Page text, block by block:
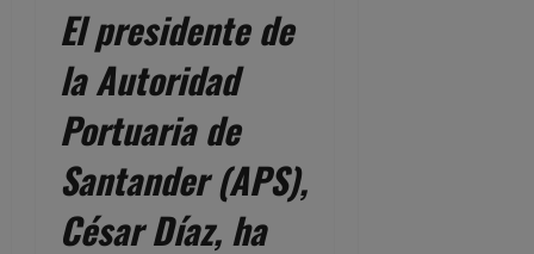
El presidente de
la Autoridad
Portuaria de
Santander (APS),
César Díaz, ha